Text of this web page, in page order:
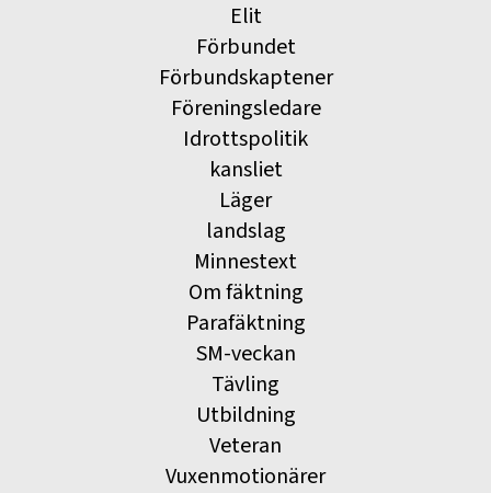
Elit
Förbundet
Förbundskaptener
Föreningsledare
Idrottspolitik
kansliet
Läger
landslag
Minnestext
Om fäktning
Parafäktning
SM-veckan
Tävling
Utbildning
Veteran
Vuxenmotionärer